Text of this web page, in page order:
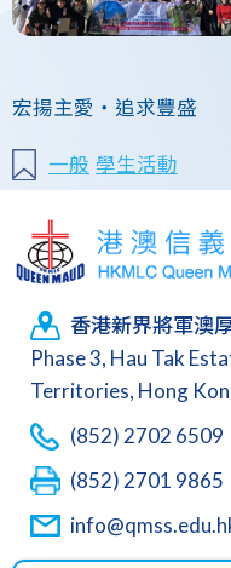
宏揚主愛‧追求豐盛
一般 學生活動
香港新界將軍澳
Phase 3, Hau Tak
Territories, Hong
(852) 2702 6509
(852) 2701 9865